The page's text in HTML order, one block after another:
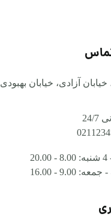
خیابان آزادی، خیابان بهبودی
7